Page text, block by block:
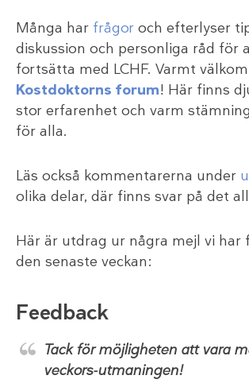
Många har frågor och efterlyser
diskussion och personliga råd för
fortsätta med LCHF. Varmt
Kostdoktorns forum! Här finns
stor erfarenhet och varm
för alla.
Läs också kommentarerna under
olika delar, där finns svar på det
Här är utdrag ur några mejl vi har
den senaste veckan:
Feedback
Tack för möjligheten att vara
veckors-utmaningen!